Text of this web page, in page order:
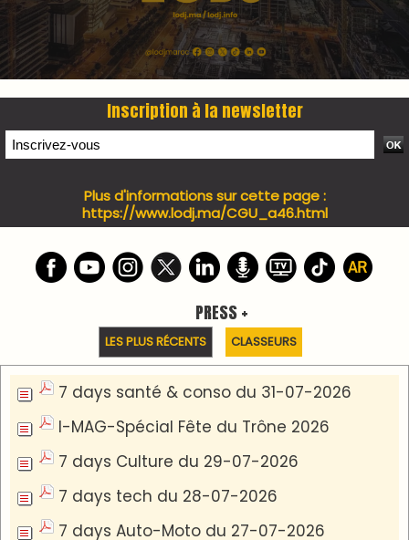
Inscription à la newsletter
Plus d'informations sur cette page :
https://www.lodj.ma/CGU_a46.html
PRESS +
LES PLUS RÉCENTS CLASSEURS
7 days santé & conso du 31-07-2026
I-MAG-Spécial Fête du Trône 2026
7 days Culture du 29-07-2026
7 days tech du 28-07-2026
7 days Auto-Moto du 27-07-2026